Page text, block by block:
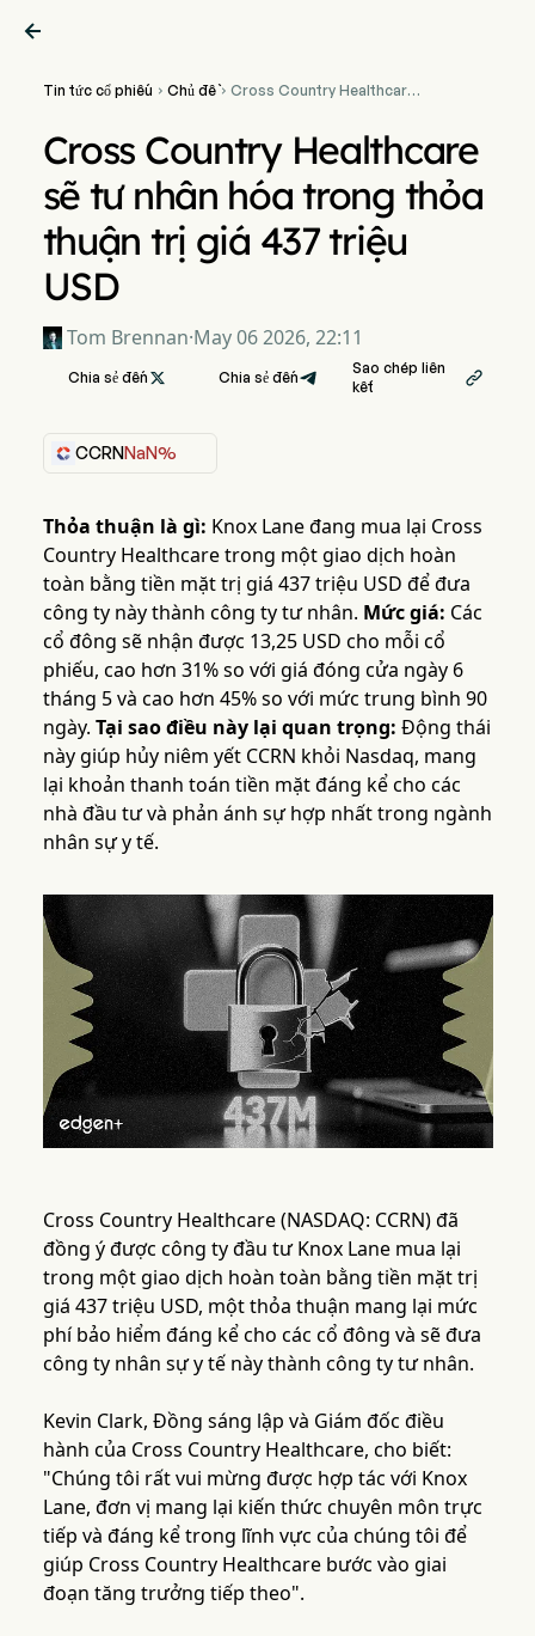

Tin tức cổ phiếu  Chủ đề Cross Country Healthcare
Cross Country Healthcare
sẽ tư nhân hóa trong thỏa
thuận trị giá 437 triệu
USD
Tom Brennan·May 06 2026, 22:11
Chia sẻ đến  Chia sẻ đến
Sao chép liên
kết

CCRNNaN%
Thỏa thuận là gì: Knox Lane đang mua lại Cross
Country Healthcare trong một giao dịch hoàn
toàn bằng tiền mặt trị giá 437 triệu USD để đưa
công ty này thành công ty tư nhân. Mức giá: Các
cổ đông sẽ nhận được 13,25 USD cho mỗi cổ
phiếu, cao hơn 31% so với giá đóng cửa ngày 6
tháng 5 và cao hơn 45% so với mức trung bình 90
ngày. Tại sao điều này lại quan trọng: Động thái
này giúp hủy niêm yết CCRN khỏi Nasdaq, mang
lại khoản thanh toán tiền mặt đáng kể cho các
nhà đầu tư và phản ánh sự hợp nhất trong ngành
nhân sự y tế.
Cross Country Healthcare (NASDAQ: CCRN) đã
đồng ý được công ty đầu tư Knox Lane mua lại
trong một giao dịch hoàn toàn bằng tiền mặt trị
giá 437 triệu USD, một thỏa thuận mang lại mức
phí bảo hiểm đáng kể cho các cổ đông và sẽ đưa
công ty nhân sự y tế này thành công ty tư nhân.
Kevin Clark, Đồng sáng lập và Giám đốc điều
hành của Cross Country Healthcare, cho biết:
"Chúng tôi rất vui mừng được hợp tác với Knox
Lane, đơn vị mang lại kiến thức chuyên môn trực
tiếp và đáng kể trong lĩnh vực của chúng tôi để
giúp Cross Country Healthcare bước vào giai
đoạn tăng trưởng tiếp theo".